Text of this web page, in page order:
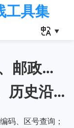
工具集
临西县 行政区划代码、邮政编码、区号查询
史沿革
码、区号查询；